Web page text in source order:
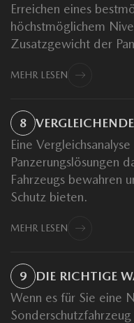
Erreichen eines
höchstmöglichem
Zusatzgewicht der
MEHR LESEN
8
Eine
Panzerungslösungen
Fahrzeugs bewahren
Schutz bieten.
MEHR LESEN
9
DIE RICHTIGE
Wenn es für Sie eine